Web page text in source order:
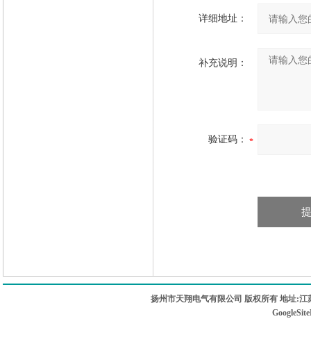
详细地址：
补充说明：
验证码：
扬州市天翔电气有限公司 版权所有 地址: